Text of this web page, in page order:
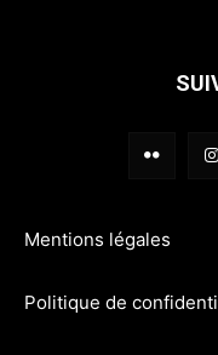
Mentions légales
Politique de